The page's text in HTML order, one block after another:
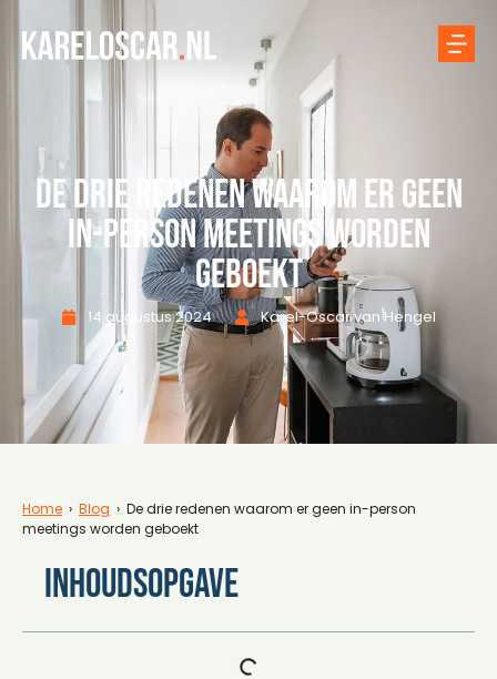
De drie redenen waarom er geen
in-person meetings worden
geboekt
14 augustus 2024 Karel-Oscar van Hengel
Home › Blog › De drie redenen waarom er geen in-person
meetings worden geboekt
Inhoudsopgave